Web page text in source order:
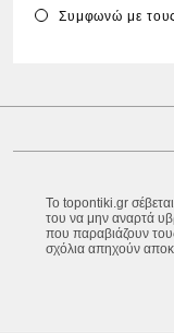
Συμφωνώ με
Το topontiki.gr
του να μην αναρτά
που παραβιάζουν
σχόλια απηχούν